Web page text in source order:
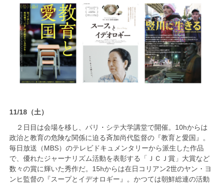
11/18（土）
２日目は会場を移し、パリ・シテ大学講堂で開催。10hからは
政治と教育の危険な関係に迫る斉加尚代監督の『教育と愛国』。
毎日放送（MBS）のテレビドキュメンタリーから派生した作品
で、優れたジャーナリズム活動を表彰する「ＪＣＪ賞」大賞など
数々の賞に輝いた秀作だ。15hからは在日コリアン2世のヤン・ヨ
ンヒ監督の『スープとイデオロギー』。かつては朝鮮総連の活動